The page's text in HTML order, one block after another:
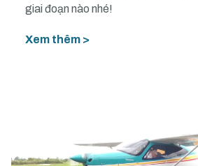
giai đoạn nào nhé!
Xem thêm >